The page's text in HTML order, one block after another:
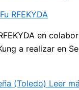
RFEKYDA
en
a realizar en
(Toledo) Leer